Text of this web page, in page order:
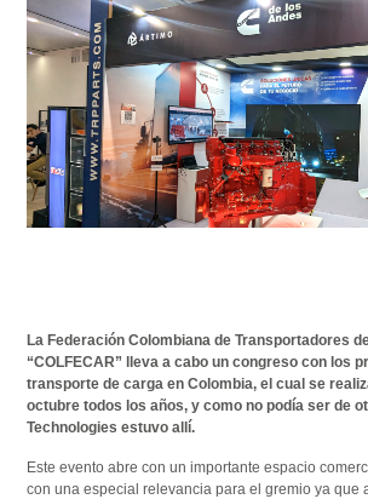
La Federación Colombiana de Transportadores
“COLFECAR” lleva a cabo un congreso con los
transporte de carga en Colombia, el cual se
octubre todos los años, y como no podía ser de
Technologies estuvo allí.
Este evento abre con un importante espacio
con una especial relevancia para el gremio ya que